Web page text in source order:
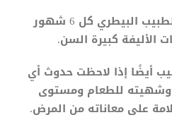
وينصح دائمًا بضرورة زيارة الطبيب البيطري كل 6 شهور
الأليفة كبيرة السن.
أيضًا إذا لاحظت حدوث أي
وشهيته للطعام ومستوى
على معاناته من المرض.